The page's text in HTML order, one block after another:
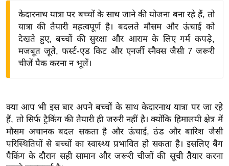
द्यो
वि
शे
ष
ज्ञ
रा
केदारनाथ यात्रा पर बच्चों के साथ जाने की योजना बना रहे हैं, तो
यात्रा की तैयारी महत्वपूर्ण है। बदलते मौसम और ऊंचाई को
देखते हुए, बच्चों की सुरक्षा और आराम के लिए गर्म कपड़े,
मजबूत जूते, फर्स्ट-एड किट और एनर्जी स्नैक्स जैसी 7 जरूरी
चीजें पैक करना न भूलें।
क्या आप भी इस बार अपने बच्चों के साथ केदारनाथ यात्रा पर जा रहे
हैं, तो सिर्फ ट्रैकिंग की तैयारी ही जरुरी नहीं है। क्योंकि हिमालयी क्षेत्र में
मौसम अचानक बदल सकता है और ऊंचाई, ठंड और बारिश जैसी
परिस्थितियों से बच्चों का स्वास्थ्य प्रभावित हो सकता है। इसलिए बैग
पैकिंग के दौरान सही सामान और जरूरी चीजों की सूची तैयार करना